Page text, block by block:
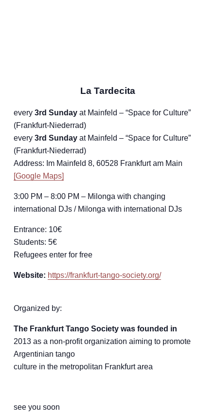
La Tardecita
every 3rd Sunday at Mainfeld – “Space for Culture”
(Frankfurt-Niederrad)
every 3rd Sunday at Mainfeld – “Space for Culture”
(Frankfurt-Niederrad)
Address: Im Mainfeld 8, 60528 Frankfurt am Main
[Google Maps]
3:00 PM – 8:00 PM – Milonga with changing
international DJs / Milonga with international DJs
Entrance: 10€
Students: 5€
Refugees enter for free
Website: https://frankfurt-tango-society.org/
Organized by:
The Frankfurt Tango Society was founded in
2013 as a non-profit organization aiming to promote
Argentinian tango
culture in the metropolitan Frankfurt area
see you soon